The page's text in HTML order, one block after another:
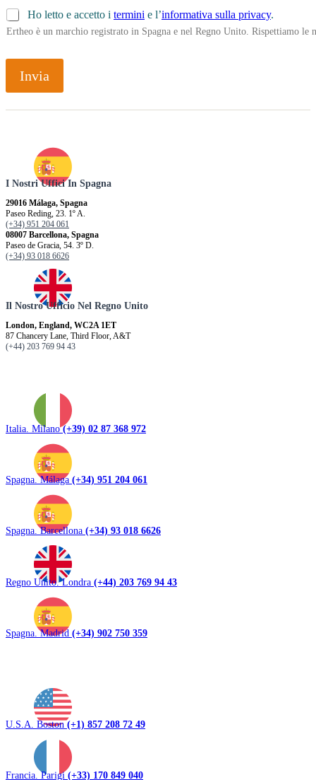
Ho letto e accetto i termini e l’informativa sulla privacy.
Ertheo è un marchio registrato in Spagna e nel Regno Unito. Rispettiamo
Invia
I Nostri Uffici In Spagna
29016 Málaga, Spagna
Paseo Reding, 23. 1º A.
(+34) 951 204 061
08007 Barcellona, ​​Spagna
Paseo de Gracia, 54. 3º D.
(+34) 93 018 6626
Il Nostro Ufficio Nel Regno Unito
London, England, WC2A 1ET
87 Chancery Lane, Third Floor, A&T
(+44) 203 769 94 43
Italia. Milano(+39) 02 87 368 972
Spagna. Málaga (+34) 951 204 061
Spagna. Barcellona (+34) 93 018 6626
Regno Unito. Londra (+44) 203 769 94 43
Spagna. Madrid (+34) 902 750 359
U.S.A. Boston(+1) 857 208 72 49
Francia. Parigi(+33) 170 849 040